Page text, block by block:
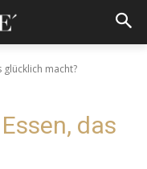
glücklich macht?
das